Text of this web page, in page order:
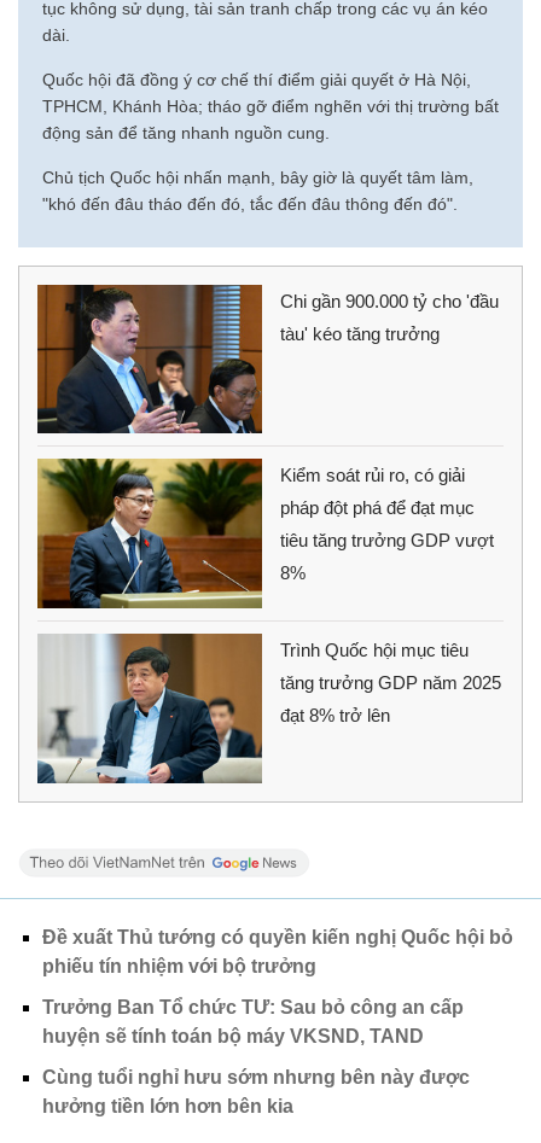
tục không sử dụng, tài sản tranh chấp trong các vụ án kéo
dài.
Quốc hội đã đồng ý cơ chế thí điểm giải quyết ở Hà Nội,
TPHCM, Khánh Hòa; tháo gỡ điểm nghẽn với thị trường bất
động sản để tăng nhanh nguồn cung.
Chủ tịch Quốc hội nhấn mạnh, bây giờ là quyết tâm làm,
"khó đến đâu tháo đến đó, tắc đến đâu thông đến đó".
Chi gần 900.000 tỷ cho 'đầu
tàu' kéo tăng trưởng
Kiểm soát rủi ro, có giải
pháp đột phá để đạt mục
tiêu tăng trưởng GDP vượt
8%
Trình Quốc hội mục tiêu
tăng trưởng GDP năm 2025
đạt 8% trở lên
Đề xuất Thủ tướng có quyền kiến nghị Quốc hội bỏ
phiếu tín nhiệm với bộ trưởng
Trưởng Ban Tổ chức TƯ: Sau bỏ công an cấp
huyện sẽ tính toán bộ máy VKSND, TAND
Cùng tuổi nghỉ hưu sớm nhưng bên này được
hưởng tiền lớn hơn bên kia